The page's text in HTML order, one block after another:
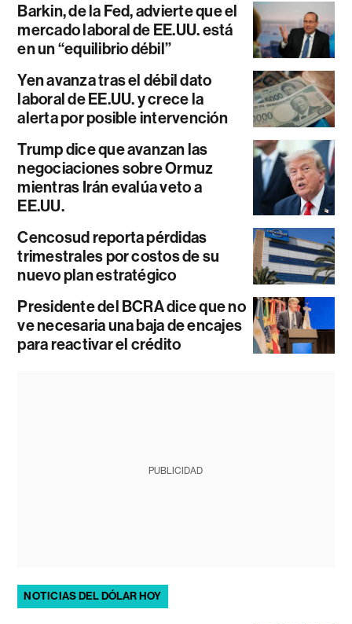
Barkin, de la Fed, advierte que el
mercado laboral de EE.UU. está
en un “equilibrio débil”
Yen avanza tras el débil dato
laboral de EE.UU. y crece la
alerta por posible intervención
Trump dice que avanzan las
negociaciones sobre Ormuz
mientras Irán evalúa veto a
EE.UU.
Cencosud reporta pérdidas
trimestrales por costos de su
nuevo plan estratégico
Presidente del BCRA dice que no
ve necesaria una baja de encajes
para reactivar el crédito
PUBLICIDAD
NOTICIAS DEL DÓLAR HOY